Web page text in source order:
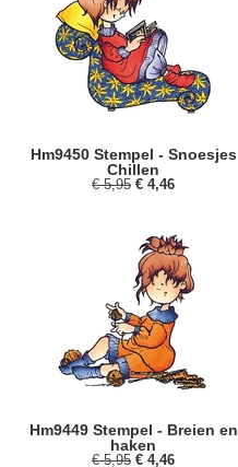
Hm9450 Stempel - Snoesjes
Chillen
€ 5,95 € 4,46
Hm9449 Stempel - Breien en
haken
€ 5,95 € 4,46